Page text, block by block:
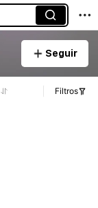
Seguir
Filtros